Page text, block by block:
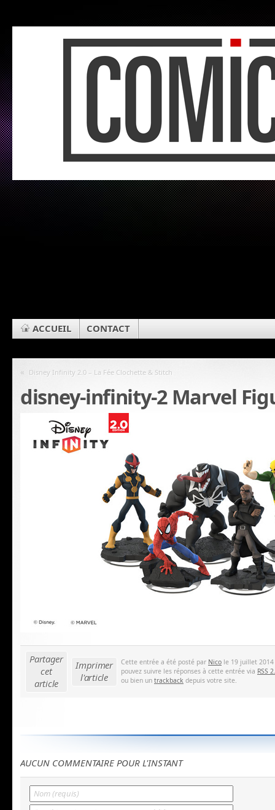
ACCUEIL CONTACT
« Disney Infinity 2.0 – La Fée Clochette & Stitch
disney-infinity-2 Marvel
Partager
cet
article
Imprimer
l'article
Cette entrée a été posté par Nico le 19 juillet 2014
pouvez suivre les réponses à cette entrée via RSS
ou bien un trackback depuis votre site.
AUCUN COMMENTAIRE POUR L'INSTANT